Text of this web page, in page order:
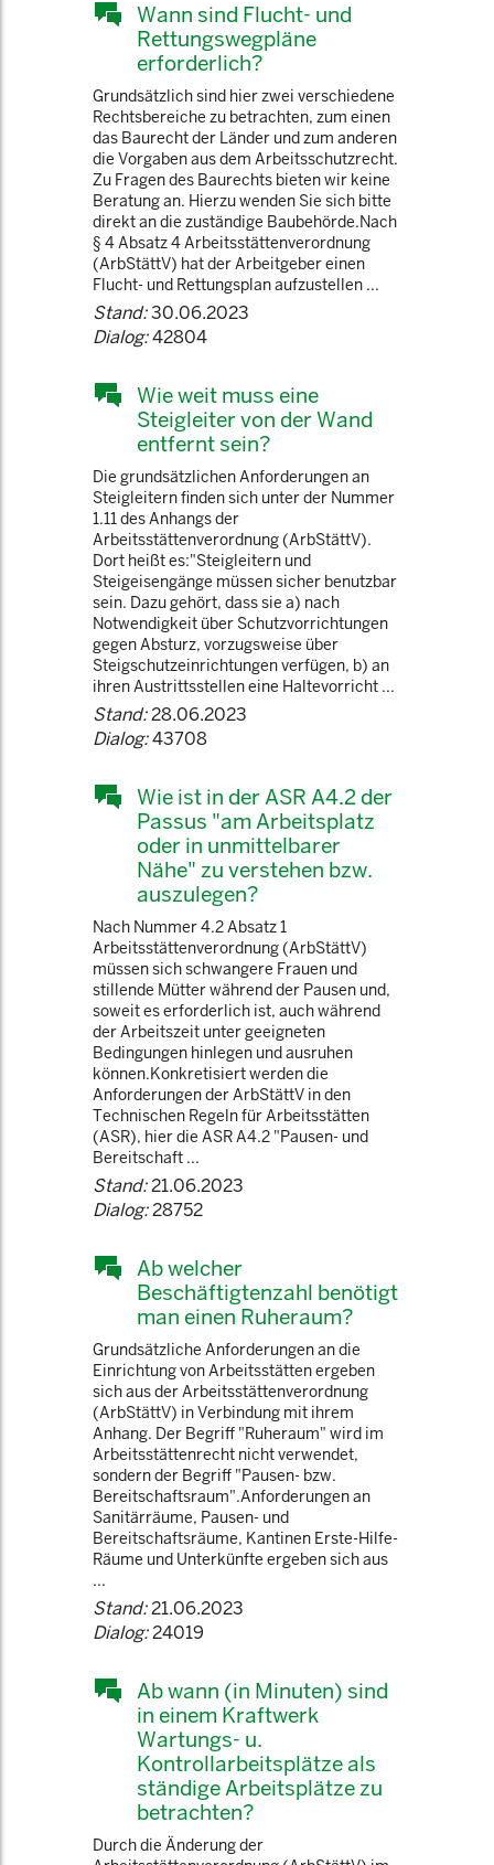
Wann sind Flucht- und
Rettungswegpläne
erforderlich?
Grundsätzlich sind hier zwei verschiedene
Rechtsbereiche zu betrachten, zum einen
das Baurecht der Länder und zum anderen
die Vorgaben aus dem Arbeitsschutzrecht.
Zu Fragen des Baurechts bieten wir keine
Beratung an. Hierzu wenden Sie sich bitte
direkt an die zuständige Baubehörde.Nach
§ 4 Absatz 4 Arbeitsstättenverordnung
(ArbStättV) hat der Arbeitgeber einen
Flucht- und Rettungsplan aufzustellen ...
Stand:30.06.2023
Dialog:42804
Wie weit muss eine
Steigleiter von der Wand
entfernt sein?
Die grundsätzlichen Anforderungen an
Steigleitern finden sich unter der Nummer
1.11 des Anhangs der
Arbeitsstättenverordnung (ArbStättV).
Dort heißt es:"Steigleitern und
Steigeisengänge müssen sicher benutzbar
sein. Dazu gehört, dass sie a) nach
Notwendigkeit über Schutzvorrichtungen
gegen Absturz, vorzugsweise über
Steigschutzeinrichtungen verfügen, b) an
ihren Austrittsstellen eine Haltevorricht ...
Stand:28.06.2023
Dialog:43708
Wie ist in der ASR A4.2 der
Passus "am Arbeitsplatz
oder in unmittelbarer
Nähe" zu verstehen bzw.
auszulegen?
Nach Nummer 4.2 Absatz 1
Arbeitsstättenverordnung (ArbStättV)
müssen sich schwangere Frauen und
stillende Mütter während der Pausen und,
soweit es erforderlich ist, auch während
der Arbeitszeit unter geeigneten
Bedingungen hinlegen und ausruhen
können.Konkretisiert werden die
Anforderungen der ArbStättV in den
Technischen Regeln für Arbeitsstätten
(ASR), hier die ASR A4.2 "Pausen- und
Bereitschaft ...
Stand:21.06.2023
Dialog:28752
Ab welcher
Beschäftigtenzahl benötigt
man einen Ruheraum?
Grundsätzliche Anforderungen an die
Einrichtung von Arbeitsstätten ergeben
sich aus der Arbeitsstättenverordnung
(ArbStättV) in Verbindung mit ihrem
Anhang. Der Begriff "Ruheraum" wird im
Arbeitsstättenrecht nicht verwendet,
sondern der Begriff "Pausen- bzw.
Bereitschaftsraum".Anforderungen an
Sanitärräume, Pausen- und
Bereitschaftsräume, Kantinen Erste-Hilfe-
Räume und Unterkünfte ergeben sich aus
...
Stand:21.06.2023
Dialog:24019
Ab wann (in Minuten) sind
in einem Kraftwerk
Wartungs- u.
Kontrollarbeitsplätze als
ständige Arbeitsplätze zu
betrachten?
Durch die Änderung der